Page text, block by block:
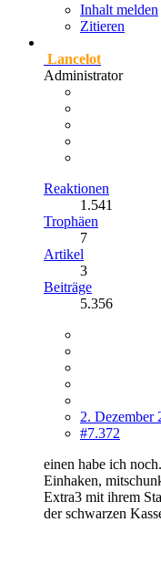
Inhalt melden
Zitieren
Lancelot
Administrator
Reaktionen
1.541
Trophäen
7
Artikel
3
Beiträge
5.356
2. Dezember
#7.372
einen habe ich
Einhaken,
Extra3 mit ihrem
der schwarzen